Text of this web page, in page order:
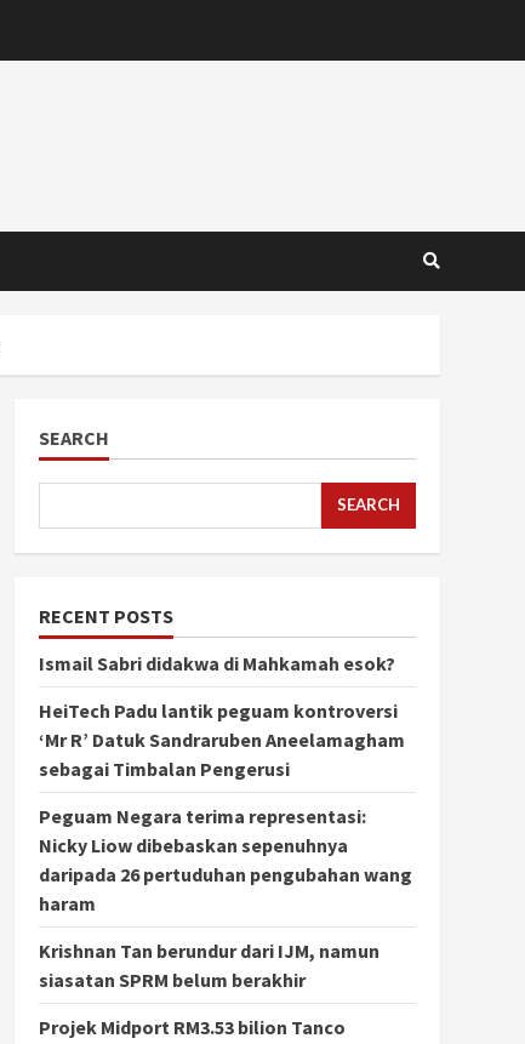
SEARCH
SEARCH
RECENT POSTS
Ismail Sabri didakwa di Mahkamah esok?
HeiTech Padu lantik peguam kontroversi
‘Mr R’ Datuk Sandraruben Aneelamagham
sebagai Timbalan Pengerusi
Peguam Negara terima representasi:
Nicky Liow dibebaskan sepenuhnya
daripada 26 pertuduhan pengubahan wang
haram
Krishnan Tan berundur dari IJM, namun
siasatan SPRM belum berakhir
Projek Midport RM3.53 bilion Tanco